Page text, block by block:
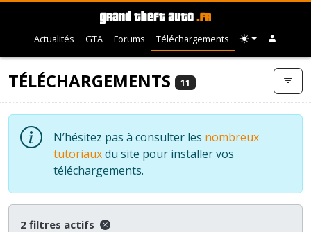
Actualités GTA Forums Téléchargements
TÉLÉCHARGEMENTS 11
N’hésitez pas à consulter les nombreux
tutoriauxdu site pour installer vos
téléchargements.
2 filtres actifs